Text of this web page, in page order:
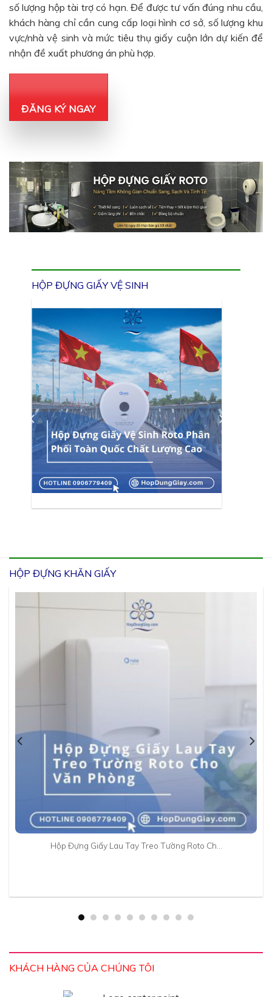
số lượng hộp tài trợ có hạn. Để được tư vấn đúng nhu cầu,
khách hàng chỉ cần cung cấp loại hình cơ sở, số lượng khu
vực/nhà vệ sinh và mức tiêu thụ giấy cuộn lớn dự kiến để
nhận đề xuất phương án phù hợp.
ĐĂNG KÝ NGAY
HỘP ĐỰNG GIẤY VỆ SINH
HỘP ĐỰNG KHĂN GIẤY
Hộp Đựng Giấy Lau Tay Treo Tường Roto Ch…
KHÁCH HÀNG CỦA CHÚNG TÔI